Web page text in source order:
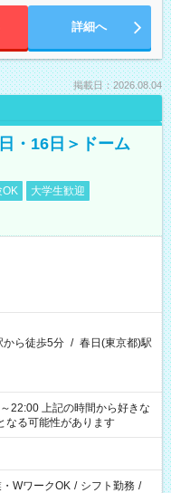
詳細へ
掲載日：2026.08.04
・16日＞ドーム
OK
大学生歓迎
から徒歩5分 / 春日(東京都)駅
から好きな
なる可能性があります
WワークOK / シフト勤務 /